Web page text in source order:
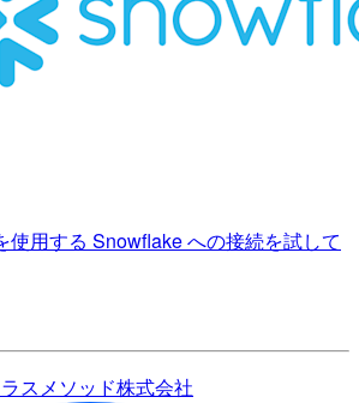
使用する Snowflake への接続を試して
スメソッド株式会社